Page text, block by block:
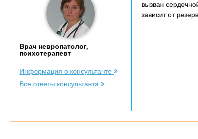
Врач невропатолог,
психотерапевт
Информация о консультанте
Все ответы консультанта
вызван
зависит от